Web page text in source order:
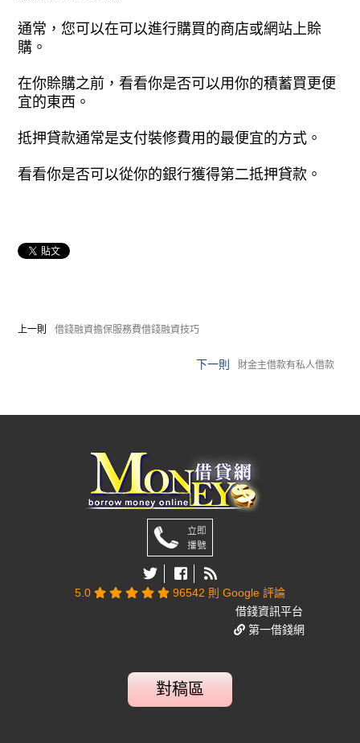
通常，您可以在可以進行購買的商店或網站上賒
購。
在你賒購之前，看看你是否可以用你的積蓄買更便
宜的東西。
抵押貸款通常是支付裝修費用的最便宜的方式。
看看你是否可以從你的銀行獲得第二抵押貸款。
上一則 借錢融資擔保服務費借錢融資技巧
下一則 財金主借款有私人借款
5.0
96542 則 Google 評論
借錢資訊平台
第一借錢網
對稿區